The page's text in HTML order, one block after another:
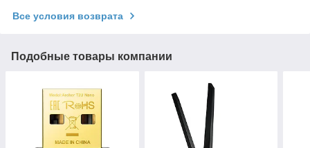
Все условия возврата
Подобные товары компании